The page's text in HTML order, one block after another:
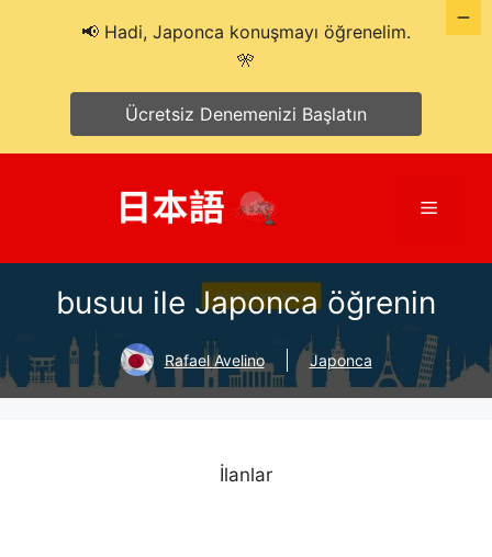
Menü
busuu ile Japonca öğrenin
Rafael Avelino Japonca
İlanlar
📢 Hadi, Japonca konuşmayı öğrenelim.
🎌
Ücretsiz Denemenizi Başlatın